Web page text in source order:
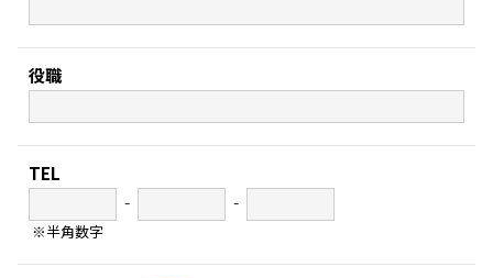
役職
TEL
- -
※半角数字